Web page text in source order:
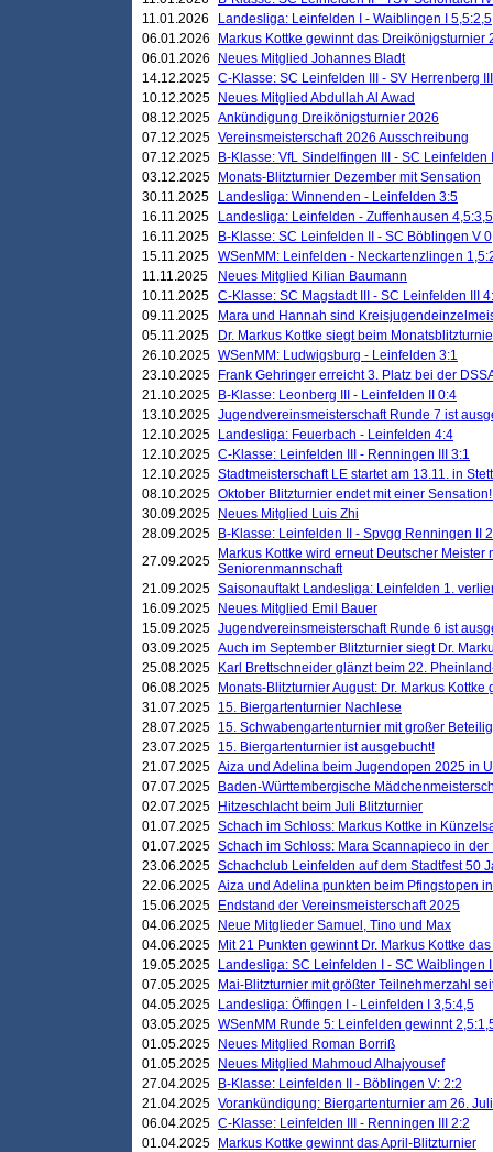
11.01.2026
Landesliga: Leinfelden I - Waiblingen I 5,5:2,5
06.01.2026
Markus Kottke gewinnt das Dreikönigsturnier
06.01.2026
Neues Mitglied Johannes Bladt
14.12.2025 C-Klasse: SC Leinfelden III - SV Herrenberg
10.12.2025
Neues Mitglied Abdullah Al Awad
08.12.2025 Ankündigung Dreikönigsturnier 2026
07.12.2025 Vereinsmeisterschaft 2026 Ausschreibung
07.12.2025
B-Klasse: VfL Sindelfingen III - SC Leinfelden
03.12.2025
Monats-Blitzturnier Dezember mit Sensation
30.11.2025
Landesliga: Winnenden - Leinfelden 3:5
16.11.2025
Landesliga: Leinfelden - Zuffenhausen 4,5:3,5
16.11.2025
B-Klasse: SC Leinfelden II - SC Böblingen V
15.11.2025 WSenMM: Leinfelden - Neckartenzlingen
11.11.2025
Neues Mitglied Kilian Baumann
10.11.2025 C-Klasse: SC Magstadt III - SC Leinfelden III
09.11.2025
Mara und Hannah sind
05.11.2025
Dr. Markus Kottke siegt beim
26.10.2025 WSenMM: Ludwigsburg - Leinfelden 3:1
23.10.2025
Frank Gehringer erreicht 3. Platz bei der
21.10.2025
B-Klasse: Leonberg III - Leinfelden II 0:4
13.10.2025 Jugendvereinsmeisterschaft Runde 7 ist
12.10.2025
Landesliga: Feuerbach - Leinfelden 4:4
12.10.2025 C-Klasse: Leinfelden III - Renningen III 3:1
12.10.2025 Stadtmeisterschaft LE startet am 13.11. in
08.10.2025 Oktober Blitzturnier endet mit einer
30.09.2025
Neues Mitglied Luis Zhi
28.09.2025
B-Klasse: Leinfelden II - Spvgg Renningen II
27.09.2025
Markus Kottke wird erneut Deutscher Meister
Seniorenmannschaft
21.09.2025 Saisonauftakt Landesliga: Leinfelden 1.
16.09.2025
Neues Mitglied Emil Bauer
15.09.2025 Jugendvereinsmeisterschaft Runde 6 ist
03.09.2025 Auch im September Blitzturnier siegt Dr.
25.08.2025
Karl Brettschneider glänzt beim 22.
06.08.2025
Monats-Blitzturnier August: Dr. Markus Kottke
31.07.2025 15. Biergartenturnier Nachlese
28.07.2025 15. Schwabengartenturnier mit großer
23.07.2025 15. Biergartenturnier ist ausgebucht!
21.07.2025 Aiza und Adelina beim Jugendopen 2025 in
07.07.2025
Baden-Württembergische
02.07.2025
Hitzeschlacht beim Juli Blitzturnier
01.07.2025 Schach im Schloss: Markus Kottke in
01.07.2025 Schach im Schloss: Mara Scannapieco in der
23.06.2025 Schachclub Leinfelden auf dem Stadtfest 50
22.06.2025 Aiza und Adelina punkten beim Pfingstopen
15.06.2025
Endstand der Vereinsmeisterschaft 2025
04.06.2025
Neue Mitglieder Samuel, Tino und Max
04.06.2025
Mit 21 Punkten gewinnt Dr. Markus Kottke
19.05.2025
Landesliga: SC Leinfelden I - SC Waiblingen
07.05.2025
Mai-Blitzturnier mit größter Teilnehmerzahl
04.05.2025
Landesliga: Öffingen I - Leinfelden I 3,5:4,5
03.05.2025 WSenMM Runde 5: Leinfelden gewinnt
01.05.2025
Neues Mitglied Roman Borriß
01.05.2025
Neues Mitglied Mahmoud Alhajyousef
27.04.2025
B-Klasse: Leinfelden II - Böblingen V: 2:2
21.04.2025 Vorankündigung: Biergartenturnier am 26. Juli
06.04.2025 C-Klasse: Leinfelden III - Renningen III 2:2
01.04.2025
Markus Kottke gewinnt das April-Blitzturnier